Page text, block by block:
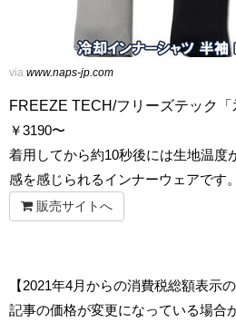
via www.naps-jp.com
FREEZE TECH/フリーズテック
￥3190〜
着用してから約10秒後には生地温度
感を感じられるインナーウェアです。
販売サイトへ
【2021年4月からの消費税総額表示
記事の価格が変更になっている場合